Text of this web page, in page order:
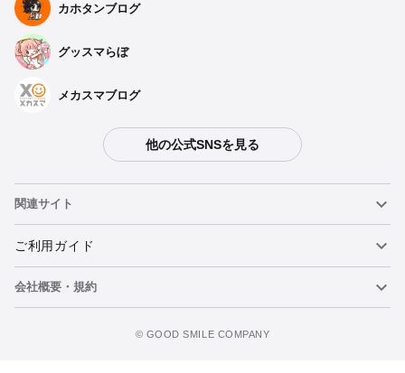
カホタンブログ
グッスマらぼ
メカスマブログ
他の公式SNSを見る
関連サイト
ねんどろいど
ねんどろいどフェイスメーカー
ご利用ガイド
重要なお知らせ
会社概要・規約
©️ GOOD SMILE COMPANY